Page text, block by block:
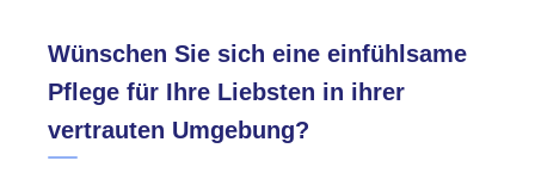
Wünschen Sie sich eine einfühlsame
Pflege für Ihre Liebsten in ihrer
vertrauten Umgebung?